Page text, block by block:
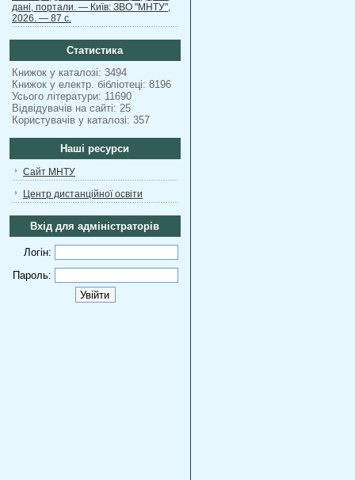
дані, портали. — Київ: ЗВО "МНТУ",
2026. — 87 с.
Статистика
Книжок у каталозі: 3494
Книжок у електр. бібліотеці: 8196
Усього літератури: 11690
Відвідувачів на сайті: 25
Користувачів у каталозі: 357
Наші ресурси
Сайт МНТУ
Центр дистанційної освіти
Вхід для адміністраторів
Логін:
Пароль: